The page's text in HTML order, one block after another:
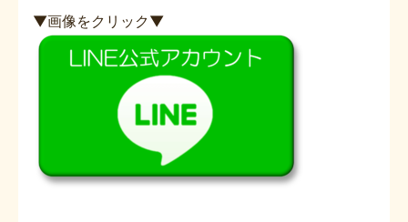
▼画像をクリック▼